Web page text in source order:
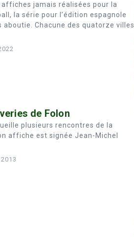
affiches jamais réalisées pour la
la série pour l’édition espagnole
aboutie. Chacune des quatorze villes
de Folon
plusieurs rencontres de la
affiche est signée Jean-Michel